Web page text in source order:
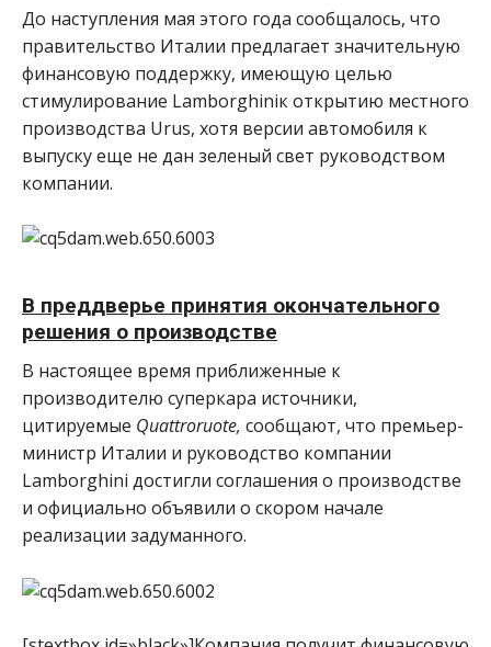
До наступления мая этого года сообщалось, что
правительство Италии предлагает значительную
финансовую поддержку, имеющую целью
стимулирование Lamborghiniк открытию местного
производства Urus, хотя версии автомобиля к
выпуску еще не дан зеленый свет руководством
компании.
В преддверье принятия окончательного
решения о производстве
В настоящее время приближенные к
производителю суперкара источники,
цитируемые Quattroruote, сообщают, что премьер-
министр Италии и руководство компании
Lamborghini достигли соглашения о производстве
и официально объявили о скором начале
реализации задуманного.